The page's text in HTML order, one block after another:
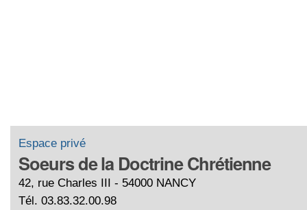
Espace privé
Soeurs de la Doctrine Chrétienne
42, rue Charles III - 54000 NANCY
Tél. 03.83.32.00.98